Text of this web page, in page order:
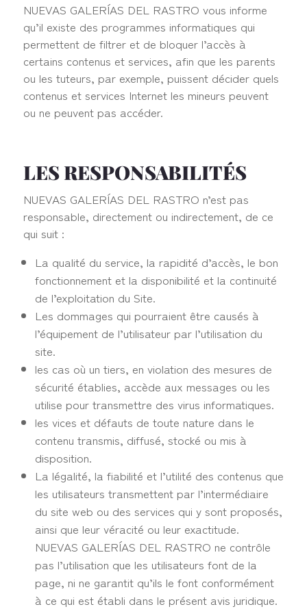
NUEVAS GALERÍAS DEL RASTRO vous informe
qu’il existe des programmes informatiques qui
permettent de filtrer et de bloquer l’accès à
certains contenus et services, afin que les parents
ou les tuteurs, par exemple, puissent décider quels
contenus et services Internet les mineurs peuvent
ou ne peuvent pas accéder.
LES RESPONSABILITÉS
NUEVAS GALERÍAS DEL RASTRO n’est pas
responsable, directement ou indirectement, de ce
qui suit :
La qualité du service, la rapidité d’accès, le bon
fonctionnement et la disponibilité et la continuité
de l’exploitation du Site.
Les dommages qui pourraient être causés à
l’équipement de l’utilisateur par l’utilisation du
site.
les cas où un tiers, en violation des mesures de
sécurité établies, accède aux messages ou les
utilise pour transmettre des virus informatiques.
les vices et défauts de toute nature dans le
contenu transmis, diffusé, stocké ou mis à
disposition.
La légalité, la fiabilité et l’utilité des contenus que
les utilisateurs transmettent par l’intermédiaire
du site web ou des services qui y sont proposés,
ainsi que leur véracité ou leur exactitude.
NUEVAS GALERÍAS DEL RASTRO ne contrôle
pas l’utilisation que les utilisateurs font de la
page, ni ne garantit qu’ils le font conformément
à ce qui est établi dans le présent avis juridique.